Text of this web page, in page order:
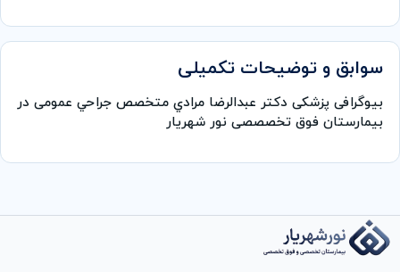
سوابق و توضیحات تکمیلی
بیوگرافی پزشکی دكتر عبدالرضا مرادي متخصص جراحي عمومی در
بیمارستان فوق تخصصصی نور شهریار